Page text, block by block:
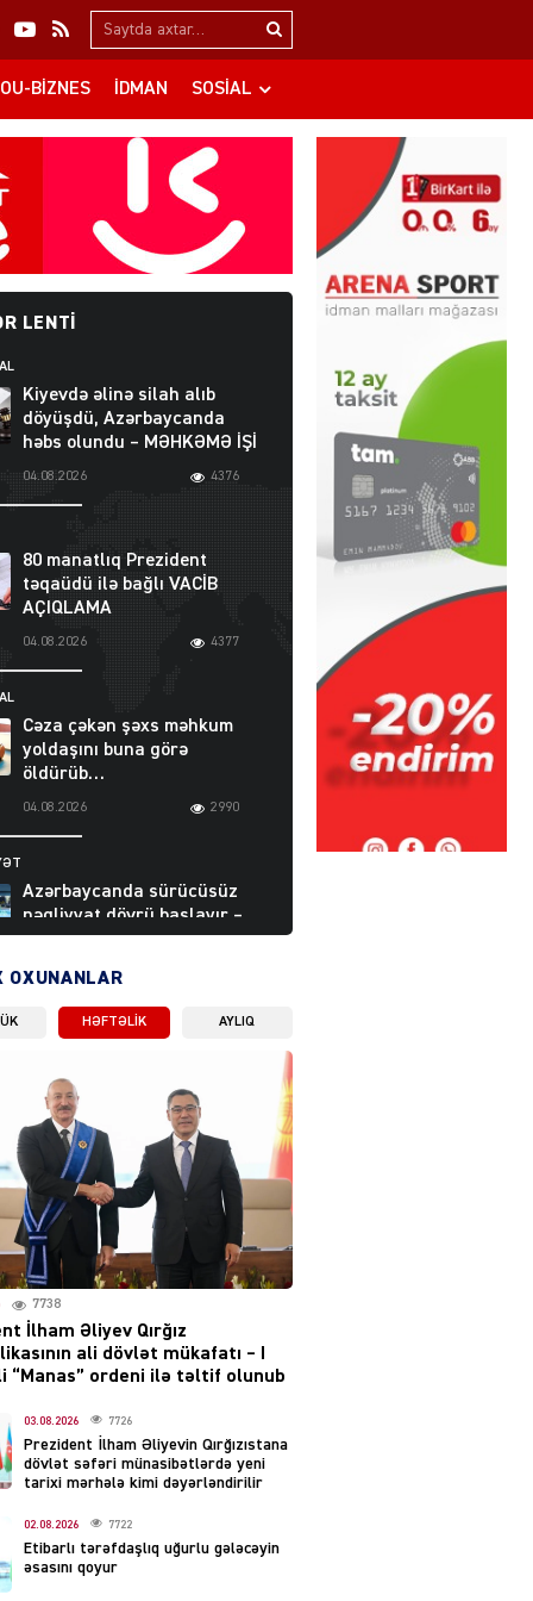
Search…
BIZNES İDMAN SOSIAL
LENTI
Kiyevdə əlinə silah alıb
döyüşdü, Azərbaycanda
həbs olundu – MƏHKƏMƏ İŞİ
04.08.2026 4376
80 manatlıq Prezident
təqaüdü ilə bağlı VACİB
AÇIQLAMA
04.08.2026 4377
Cəza çəkən şəxs məhkum
yoldaşını buna görə
öldürüb…
04.08.2026 2990
Azərbaycanda sürücüsüz
nəqliyyat dövrü başlayır –
BELƏ işləyəcək
04.08.2026
layihəsi ilə bağlı AÇIQLAMA
04.08.2026
Müharibə Rusiyanın belini
bükür
04.08.2026 3991
Ekranlardan uzaq qalan
məşhur aktrisanın yeni
çıxdı
04.08.2026 2153
Hüseyn Həsənov haqqında
həbs qərarı verildi –
Milyonluq əmlakı müsadirə
OXUNANLAR
HƏFTƏLIK AYLIQ
7738
İlham Əliyev Qırğız
ali dövlət mükafatı – I
“Manas” ordeni ilə təltif olunub
03.08.2026 7726
Prezident İlham Əliyevin Qırğızıstana
dövlət səfəri münasibətlərdə yeni
tarixi mərhələ kimi dəyərləndirilir
02.08.2026 7722
Etibarlı tərəfdaşlıq uğurlu gələcəyin
əsasını qoyur